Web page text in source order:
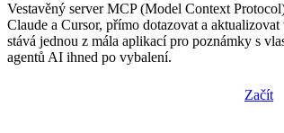
Vestavěný server MCP (Model Context
Claude a Cursor, přímo dotazovat a
stává jednou z mála aplikací pro poznámky s
agentů AI ihned po vybalení.
Začít